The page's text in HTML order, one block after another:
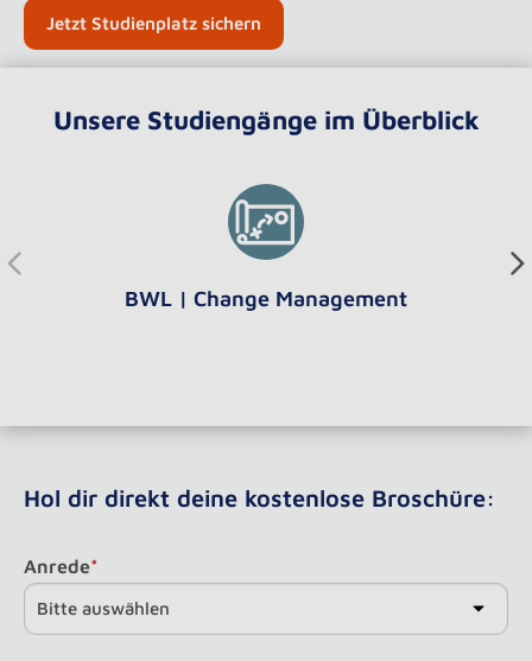
Jetzt Studienplatz sichern
Unsere Studiengänge im Überblick
BWL | Change Management
Hol dir direkt deine kostenlose Broschüre:
Anrede*